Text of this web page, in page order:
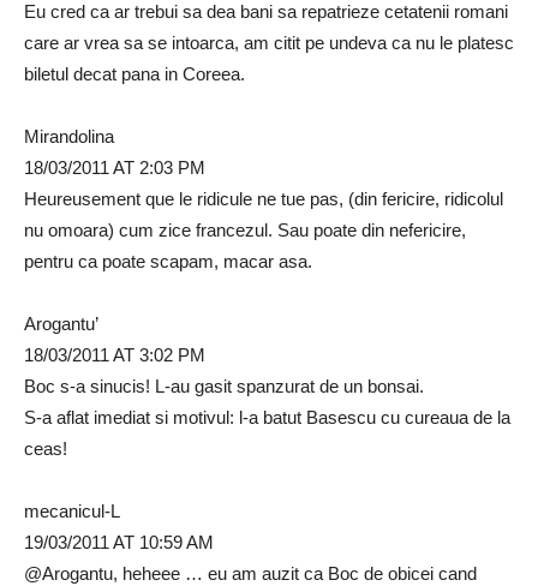
Eu cred ca ar trebui sa dea bani sa repatrieze cetatenii romani
care ar vrea sa se intoarca, am citit pe undeva ca nu le platesc
biletul decat pana in Coreea.
Mirandolina
18/03/2011 AT 2:03 PM
Heureusement que le ridicule ne tue pas, (din fericire, ridicolul
nu omoara) cum zice francezul. Sau poate din nefericire,
pentru ca poate scapam, macar asa.
Arogantu’
18/03/2011 AT 3:02 PM
Boc s-a sinucis! L-au gasit spanzurat de un bonsai.
S-a aflat imediat si motivul: l-a batut Basescu cu cureaua de la
ceas!
mecanicul-L
19/03/2011 AT 10:59 AM
@Arogantu, heheee … eu am auzit ca Boc de obicei cand